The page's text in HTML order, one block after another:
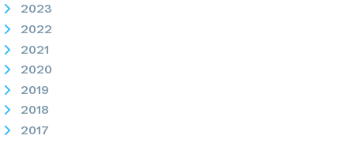
2023
2022
2021
2020
2019
2018
2017